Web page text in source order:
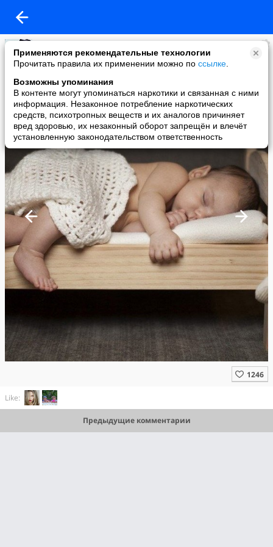
Применяются рекомендательные технологии
Прочитать правила их применении можно по ссылке
Возможны упоминания
В контенте могут упоминаться наркотики и связанная с ними
информация. Незаконное потребление наркотических
средств, психотропных веществ и их аналогов причиняет
вред здоровью, их незаконный оборот запрещён и влечёт
установленную законодательством ответственность
Будь в тренде
added a photo
06 Mar в 17:30
Like:
Предыдущие комментарии